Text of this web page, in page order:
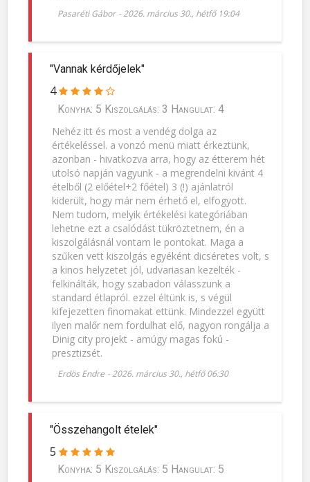
Pasaréti Gábor -2026. március 30., hétfő 19:04
"Vannak kérdőjelek"
4
Konyha: 5 Kiszolgálás: 3 Hangulat: 4
Nehéz itt és most a vendég dolga az
értékeléssel. a vonzó menü miatt érkeztünk,
azonban - hivatkozva arra, hogy az étterem hét
utolsó napján vagyunk - a megrendelni kivánt 4
ételből (2 előétel+2 főétel) 3 (!) ajánlatról
kiderült, hogy már nem érhető el, elfogyott.
Nem tudom, melyik értékelési kategóriában
lehetne ezt a csalódást tükröztetnem, én a
kiszolgálásnál vontam le pontokat. Maga a
szűken vett kiszolgás egyéként dicséretes volt, s
a kinos helyzetet jól, udvariasan kezelték -
felkinálták, hogy szabadon válasszunk a
standard étlapról. ezzel éltünk is, s végül
kifejezetten finomakat ettünk. Mindezzel együtt
ilyen malőr nem fordulhat elő, nagyon rongálja a
Dinig city projekt - amúgy magas fokú -
presztizsét.
Erdös Endre -2026. március 30., hétfő 06:30
"Összehangolt ételek"
5
Konyha: 5 Kiszolgálás: 5 Hangulat: 5